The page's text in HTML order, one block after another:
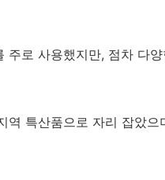
주로 사용했지만, 점차 다
역 특산품으로 자리 잡았